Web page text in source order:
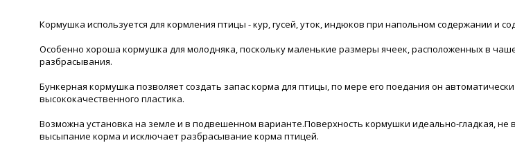
Кормушка используется для кормления птицы - кур, гусей, уток, индюков при напольном содержании и
Особенно хороша кормушка для молодняка, поскольку маленькие размеры ячеек, расположенных в
разбрасывания.
Бункерная кормушка позволяет создать запас корма для птицы, по мере его поедания он
высококачественного пластика.
Возможна установка на земле и в подвешенном варианте.Поверхность кормушки идеально-гладкая, не
высыпание корма и исключает разбрасывание корма птицей.